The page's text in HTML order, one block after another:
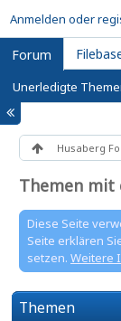
Anmelden oder
Forum
Unerledigte
Husaberg
Themen mit
Diese Seite
Seite erklären
setzen. Weitere
Themen